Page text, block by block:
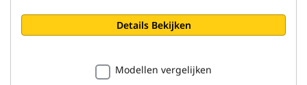
Details Bekijken
Modellen vergelijken